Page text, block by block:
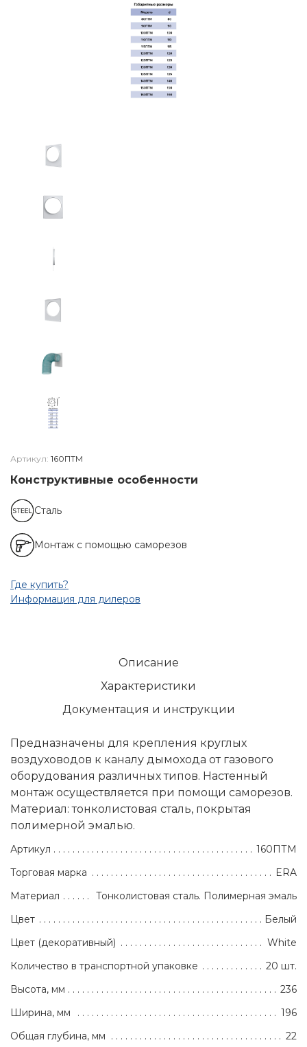
Артикул: 160ПТМ
Конструктивные особенности
Сталь
Монтаж с помощью саморезов
Где купить?
Информация для дилеров
Описание
Характеристики
Документация и инструкции
Предназначены для крепления круглых
воздуховодов к каналу дымохода от газового
оборудования различных типов. Настенный
монтаж осуществляется при помощи саморезов.
Материал: тонколистовая сталь, покрытая
полимерной эмалью.
Артикул
160ПТМ
Торговая марка
ERA
Материал
Тонколистовая сталь. Полимерная эмаль
Цвет
Белый
Цвет (декоративный)
White
Количество в транспортной упаковке
20 шт.
Высота, мм
236
Ширина, мм
196
Общая глубина, мм
22